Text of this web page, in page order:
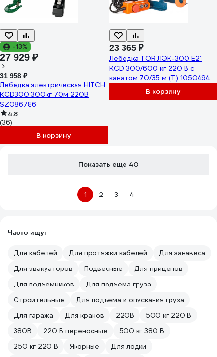
-13%
27 929 ₽
31 958 ₽
Лебедка электрическая HITCH
KCD300 300кг 70м 220В
SZ086786
4.8
(36)
В корзину
23 365 ₽
Лебедка TOR ЛЭК-300 E21
KCD 300/600 кг 220 В с
канатом 70/35 м (T) 1050494
В корзину
Показать еще 40
1 2 3 4
Часто ищут
Для кабелей Для протяжки кабелей
Для занавеса
Для эвакуаторов
Подвесные
Для прицепов
Для подъемников
Для подъема груза
Строительные
Для подъема и опускания груза
Для гаража
Для кранов 220В
500 кг 220 В
380В
220 В переносные
500 кг 380 В
250 кг 220 В
Якорные
Для лодки